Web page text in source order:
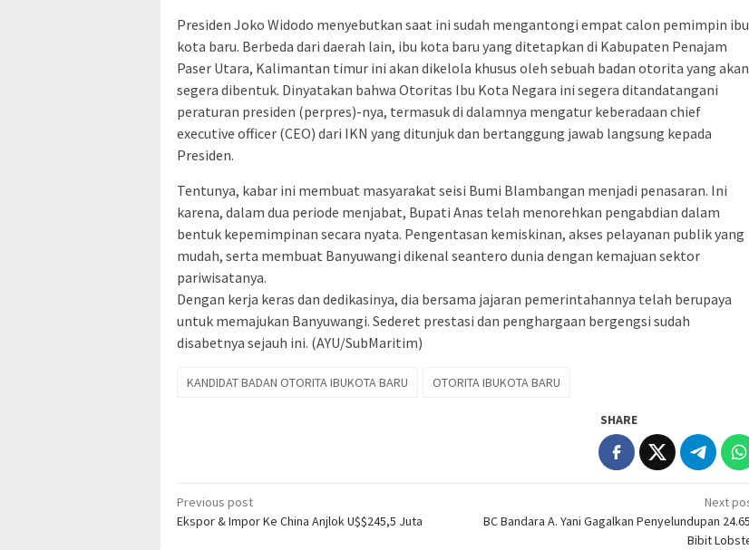
Presiden Joko Widodo menyebutkan saat ini sudah mengantongi empat calon pemimpin ibu
kota baru. Berbeda dari daerah lain, ibu kota baru yang ditetapkan di Kabupaten Penajam
Paser Utara, Kalimantan timur ini akan dikelola khusus oleh sebuah badan otorita yang akan
segera dibentuk. Dinyatakan bahwa Otoritas Ibu Kota Negara ini segera ditandatangani
peraturan presiden (perpres)-nya, termasuk di dalamnya mengatur keberadaan chief
executive officer (CEO) dari IKN yang ditunjuk dan bertanggung jawab langsung kepada
Presiden.
Tentunya, kabar ini membuat masyarakat seisi Bumi Blambangan menjadi penasaran. Ini
karena, dalam dua periode menjabat, Bupati Anas telah menorehkan pengabdian dalam
bentuk kepemimpinan secara nyata. Pengentasan kemiskinan, akses pelayanan publik yang
mudah, serta membuat Banyuwangi dikenal seantero dunia dengan kemajuan sektor
pariwisatanya.
Dengan kerja keras dan dedikasinya, dia bersama jajaran pemerintahannya telah berupaya
untuk memajukan Banyuwangi. Sederet prestasi dan penghargaan bergengsi sudah
disabetnya sejauh ini. (AYU/SubMaritim)
KANDIDAT BADAN OTORITA IBUKOTA BARU OTORITA IBUKOTA BARU
SHARE
Post
navigation
Previous post
Ekspor & Impor Ke China Anjlok U$$245,5 Juta
Next
BC Bandara A. Yani Gagalkan Penyelundupan
Bibit